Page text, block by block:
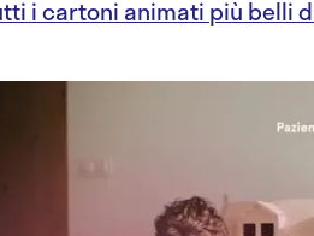
i cartoni animati più belli